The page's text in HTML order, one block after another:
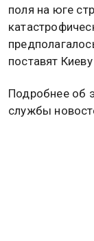
поля на юге
поставят
Подробнее об
службы